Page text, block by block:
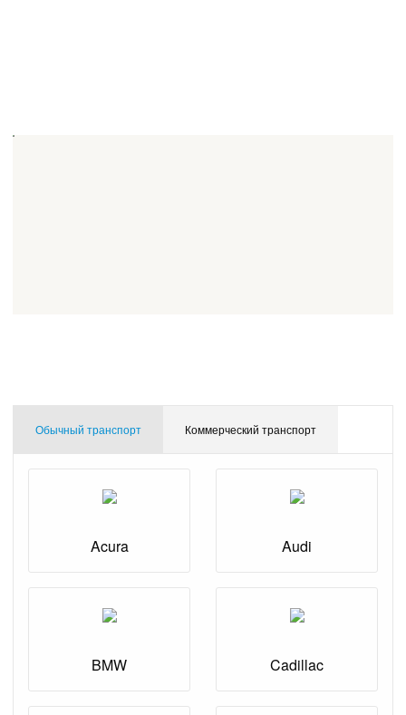
Обычный транспорт Коммерческий транспорт
Acura Audi
BMW Cadillac